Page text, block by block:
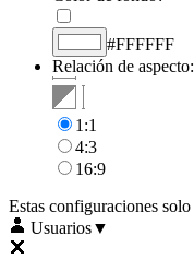
#FFFFFF
Relación de aspecto:
1:1
4:3
16:9
Estas configuraciones
Usuarios▼